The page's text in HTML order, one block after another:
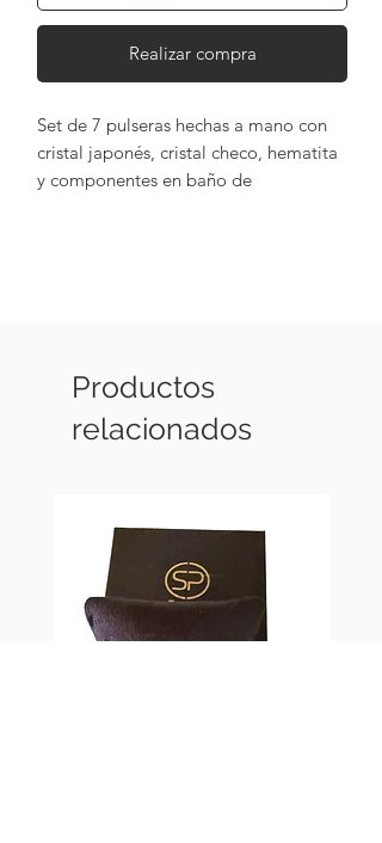
Realizar compra
Set de 7 pulseras hechas a mano con
cristal japonés, cristal checo, hematita
y componentes en baño de
Productos
relacionados